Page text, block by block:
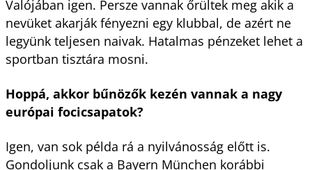
Valójában igen. Persze vannak őrültek meg akik a
nevüket akarják fényezni egy klubbal, de azért ne
legyünk teljesen naivak. Hatalmas pénzeket lehet a
sportban tisztára mosni.
Hoppá, akkor bűnözők kezén vannak a nagy
európai focicsapatok?
Igen, van sok példa rá a nyilvánosság előtt is.
Gondoljunk csak a Bayern München korábbi